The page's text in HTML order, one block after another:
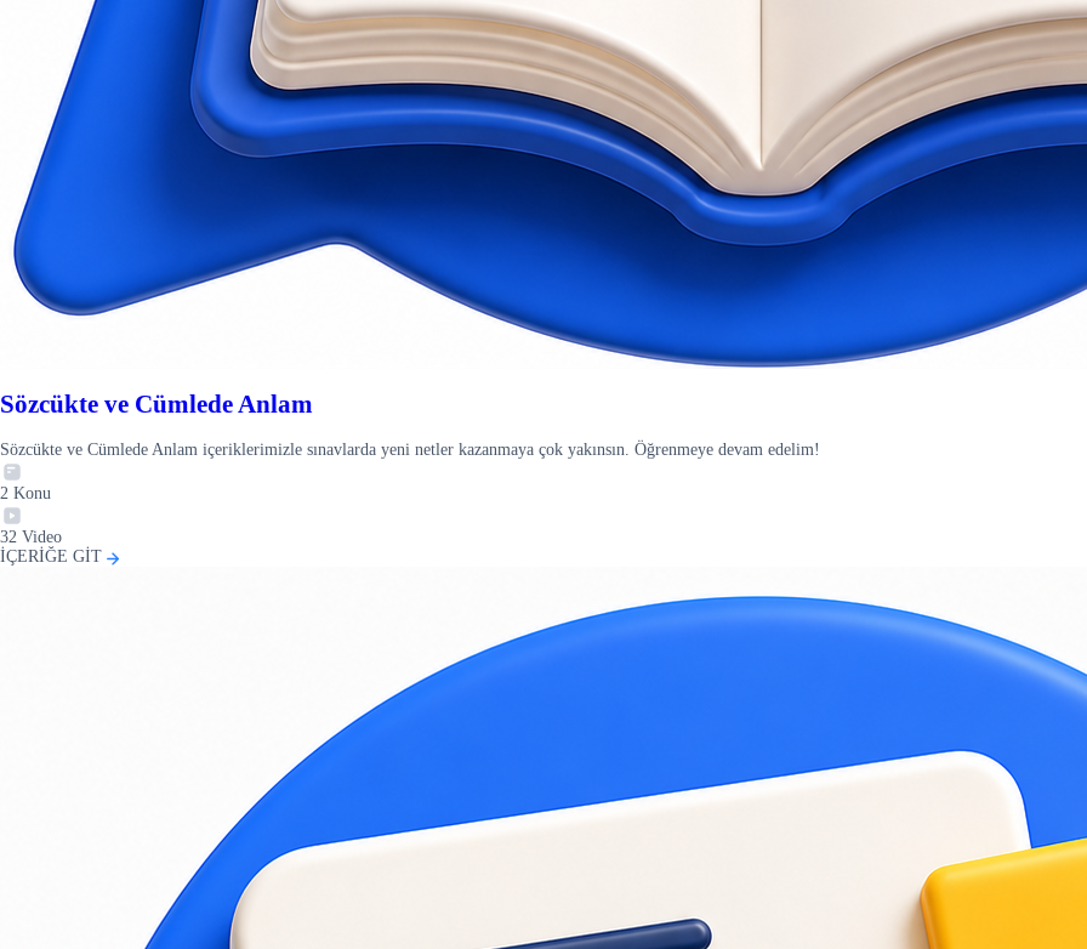
Sözcükte ve Cümlede Anlam
Sözcükte ve Cümlede Anlam içeriklerimizle sınavlarda yeni netler kazanmaya çok yakınsın. Öğrenmeye devam edelim!
2 Konu
32 Video
İÇERİĞE GİT